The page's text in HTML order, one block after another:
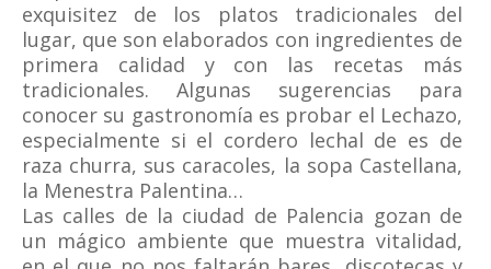
exquisitez de los platos tradicionales del
lugar, que son elaborados con ingredientes de
primera calidad y con las recetas más
tradicionales. Algunas sugerencias para
conocer su gastronomía es probar el Lechazo,
especialmente si el cordero lechal de es de
raza churra, sus caracoles, la sopa Castellana,
la Menestra Palentina…
Las calles de la ciudad de Palencia gozan de
un mágico ambiente que muestra vitalidad,